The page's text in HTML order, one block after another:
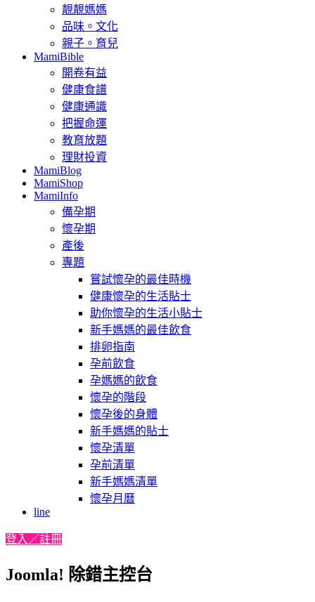
靚靚媽媽
品味。文化
親子。育兒
MamiBible
開卷有益
健康食譜
健康通識
把握命運
教育放題
理財投資
MamiBlog
MamiShop
MamiInfo
備孕期
懷孕期
產後
專題
嘗試懷孕的最佳時機
健康懷孕的生活貼士
助你懷孕的生活小貼士
新手媽媽的最佳飲食
排卵指南
孕前飲食
孕媽媽的飲食
懷孕的階段
懷孕後的身體
新手媽媽的貼士
懷孕清單
孕前清單
新手媽媽清單
懷孕月曆
line
登入／註冊
Joomla! 除錯主控台